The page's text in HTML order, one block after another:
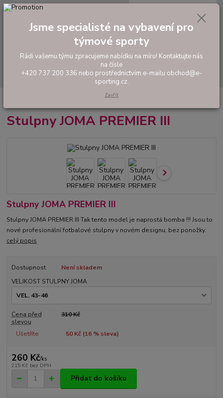
Hledat
tel: +420 737 200 336
0,00 Kč
Stulpny JOMA PREMIER III
Stulpny JOMA PREMIER III
Stulpny JOMA PREMIER III
Stulpny JOMA PREMIER III Tak tento model je naprostá bomba !!! Jsou to
nové profesionální fotbalové stulpny v novém designu, bez ponožky.
celý popis
Dostupnost
Není skladem
VELIKOST STULPNY JOMA
Cena před
slevou
310 Kč
Ušetříte 50 Kč (16% sleva)
260 Kč/ks
215 Kč bez DPH
Přidat do košíku
Jsme specialisté na vybavení pro
týmové sporty
Rádi vašemu týmu zpracujeme nabídku na míru! Kontaktujte nás
na čísle
+420 737 200 336 nebo prostřednictvím e-mailu obchod@e-
sporting.cz.
Zavřít